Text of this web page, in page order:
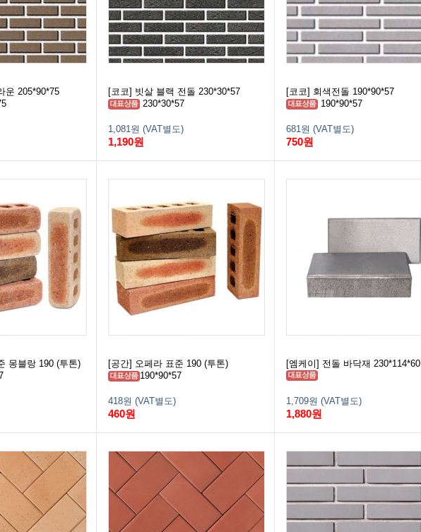
운 205*90*75
[코코] 빗살 블랙 전돌 230*30*57
230*30*57
1,081원 (VAT별도)
1,190원
[코코] 회색전돌 190*90*57
190*90*57
681원 (VAT별도)
750원
몽블랑 190 (투톤)
[공간] 오페라 표준 190 (투톤)
190*90*57
418원 (VAT별도)
460원
[엠케이] 전돌 바닥재 230*114*60
1,709원 (VAT별도)
1,880원